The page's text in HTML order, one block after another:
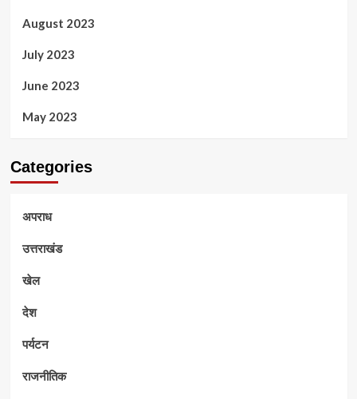
August 2023
July 2023
June 2023
May 2023
Categories
अपराध
उत्तराखंड
खेल
देश
पर्यटन
राजनीतिक